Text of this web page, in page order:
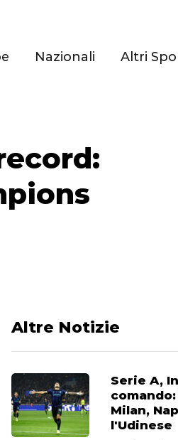
Nazionali Altri
Altre Notizie
Serie A,
Milan,
l'Udinese